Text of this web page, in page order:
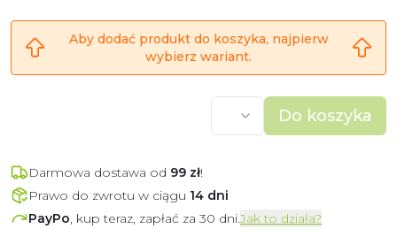
Aby dodać produkt do koszyka, najpierw
wybierz wariant.
Do koszyka
Darmowa dostawa od 99 zł!
Prawo do zwrotu w ciągu 14 dni
PayPo, kup teraz, zapłać za 30 dni.Jak to działa?